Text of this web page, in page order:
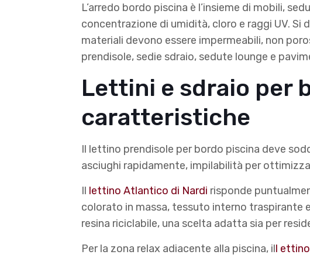
L’arredo bordo piscina è l’insieme di mobili,
concentrazione di umidità, cloro e raggi UV. Si
materiali devono essere impermeabili, non
prendisole, sedie sdraio, sedute lounge e
Lettini e sdraio per
caratteristiche
Il lettino prendisole per bordo piscina deve
asciughi rapidamente, impilabilità per
Il lettino Atlantico di Nardi risponde
colorato in massa, tessuto interno traspirante
resina riciclabile, una scelta adatta sia per
Per la zona relax adiacente alla piscina, ill